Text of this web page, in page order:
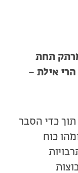
תחת
אילת –
כדי הסבר
כוח